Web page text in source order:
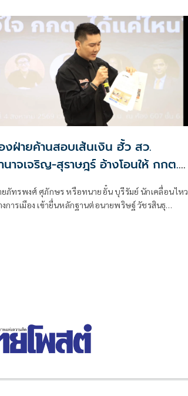
มการสิทธิฯระวังตกเป็นเครื่องมือเขมร​
งฝ่ายค้านสอบเส้นเงิน ฮั้ว สว.
นาจเจริญ-สุราษฎร์ อ้างโอนให้ กกต.
ยภัทรพงศ์ ศุภักษร หรือทนายอั๋น บุรีรัมย์ นักเคลื่อนไหว
งการเมือง เข้ายื่นหลักฐานต่อนายพริษฐ์ วัชรสินธุ